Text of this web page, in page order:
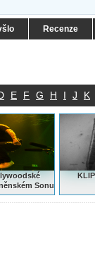
Recenze
E F G H I J K
Sonu